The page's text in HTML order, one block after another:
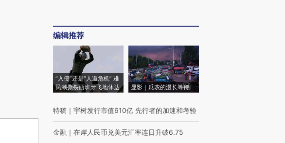
编辑推荐
“入侵”还是“人道危机” 难
民潮撕裂西班牙飞地休达
显影｜瓜农的漫长等待
特稿 ｜ 宇树发行市值610亿 先行者的加速和考验
金融 ｜ 在岸人民币兑美元汇率连日升破6.75